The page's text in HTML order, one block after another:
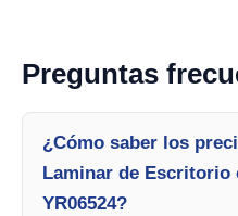
Preguntas
¿Cómo saber los
Laminar de Escritorio
YR06524?